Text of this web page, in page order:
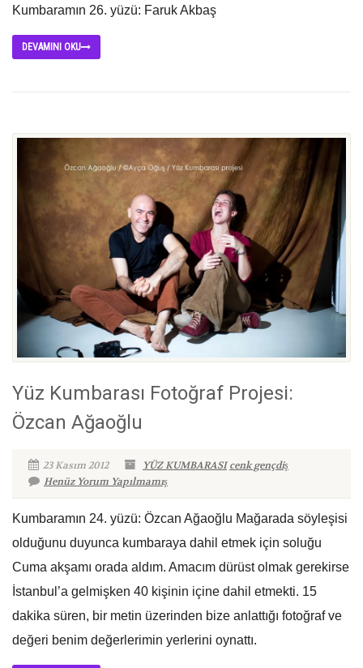
Kumbaramın 26. yüzü: Faruk Akbaş
DEVAMINI OKU
Yüz Kumbarası Fotoğraf Projesi:
Özcan Ağaoğlu
23 Kasım 2012 YÜZ KUMBARASI cenk gençdiş
Henüz Yorum Yapılmamış
Kumbaramın 24. yüzü: Özcan Ağaoğlu Mağarada söyleşisi
olduğunu duyunca kumbaraya dahil etmek için soluğu
Cuma akşamı orada aldım. Amacım dürüst olmak gerekirse
İstanbul’a gelmişken 40 kişinin içine dahil etmekti. 15
dakika süren, bir metin üzerinden bize anlattığı fotoğraf ve
değeri benim değerlerimin yerlerini oynattı.